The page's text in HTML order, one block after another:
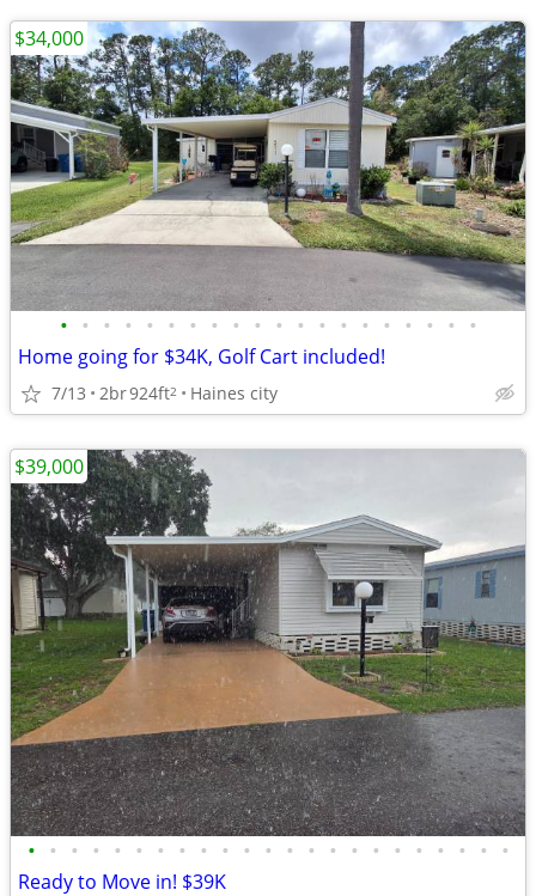
• • • • • • • • • • • • • • • • • • • •
Home going for $34K, Golf Cart included!
7/13 2br924ft2 Haines city
$34,000
• • • • • • • • • • • • • • • • • • • • • • •
Ready to Move in! $39K
$39,000